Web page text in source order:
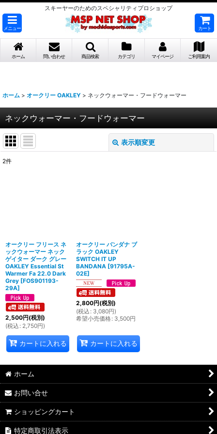
スキーヤーのためのスペシャリティプロショップ
メニュー カート
ホーム 問い合わせ 商品検索 カテゴリ マイページ ご利用案内
ホーム > オークリー OAKLEY > ネックウォーマー・フードウォーマー
ネックウォーマー・フードウォーマー
表示順変更
2件
オークリー フリース ネ
ックウォーマー ネック
ゲイター ダーク グレー
OAKLEY Essential St
Warmer Fa 22.0 Dark
Grey [FOS901193-
29A]
2,500円(税別)
(税込 : 2,750円)
カートに入れる
オークリー バンダナ ブ
ラック OAKLEY
SWITCH IT UP
BANDANA [91795A-
02E]
2,800円(税別)
(税込 : 3,080円)
希望小売価格: 3,500円
カートに入れる
ホーム
お問い合せ
ショッピングカート
特定商取引法表示